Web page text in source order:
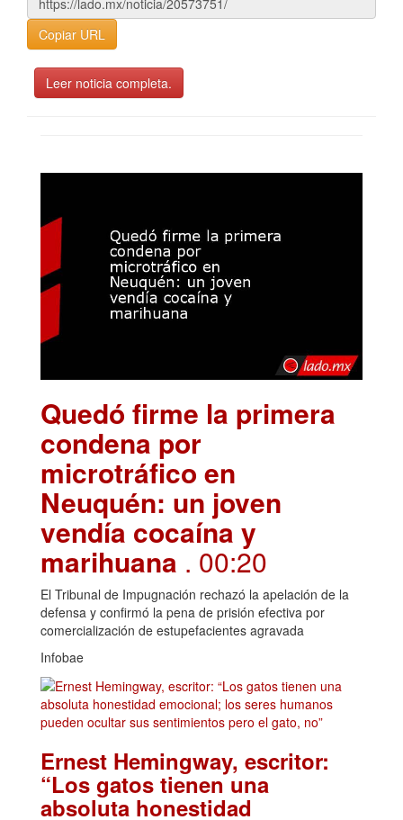
Copiar URL
Leer noticia completa.
Quedó firme la primera
condena por
microtráfico en
Neuquén: un joven
vendía cocaína y
marihuana . 00:20
El Tribunal de Impugnación rechazó la apelación de la
defensa y confirmó la pena de prisión efectiva por
comercialización de estupefacientes agravada
Infobae
Ernest Hemingway, escritor:
“Los gatos tienen una
absoluta honestidad